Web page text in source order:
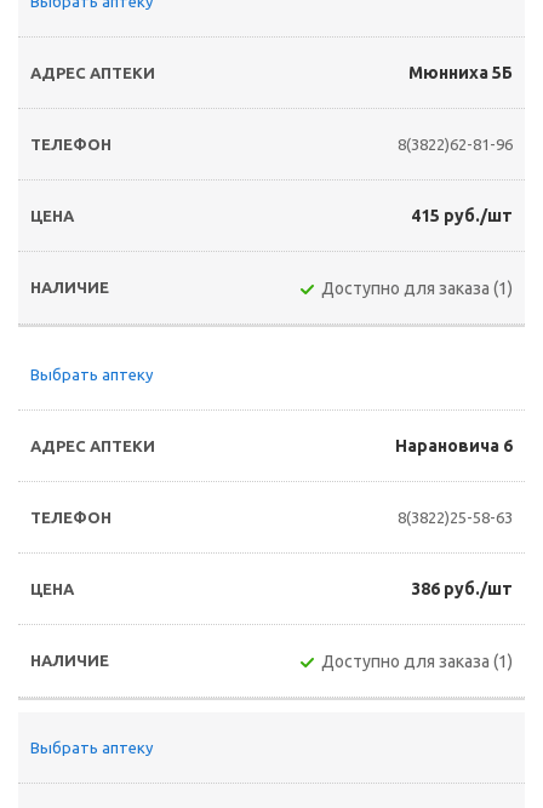
Мюнниха 5Б
8(3822)62-81-96
415 руб./шт
Доступно для заказа (1)
Выбрать аптеку
Нарановича 6
8(3822)25-58-63
386 руб./шт
Доступно для заказа (1)
Выбрать аптеку